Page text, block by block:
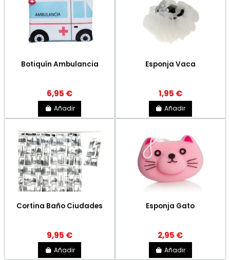
Botiquín Ambulancia
6,95 €
Añadir
Esponja Vaca
1,95 €
Añadir
Cortina Baño Ciudades
9,95 €
Añadir
Esponja Gato
2,95 €
Añadir